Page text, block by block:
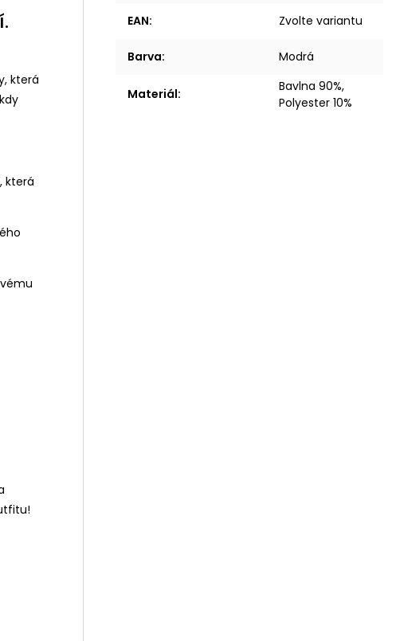
která
která
EAN: Zvolte variantu
Barva: Modrá
Materiál:
Bavlna 90%,
Polyester 10%